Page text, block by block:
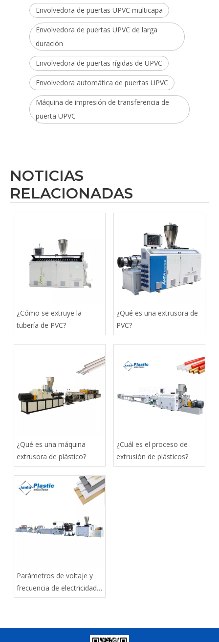
Envolvedora de puertas UPVC multicapa
Envolvedora de puertas UPVC de larga
duración
Envolvedora de puertas rígidas de UPVC
Envolvedora automática de puertas UPVC
Máquina de impresión de transferencia de
puerta UPVC
NOTICIAS
RELACIONADAS
¿Cómo se extruye la
tubería de PVC?
¿Qué es una extrusora de
PVC?
¿Qué es una máquina
extrusora de plástico?
¿Cuál es el proceso de
extrusión de plásticos?
Parámetros de voltaje y
frecuencia de electricidad
industrial (electricidad